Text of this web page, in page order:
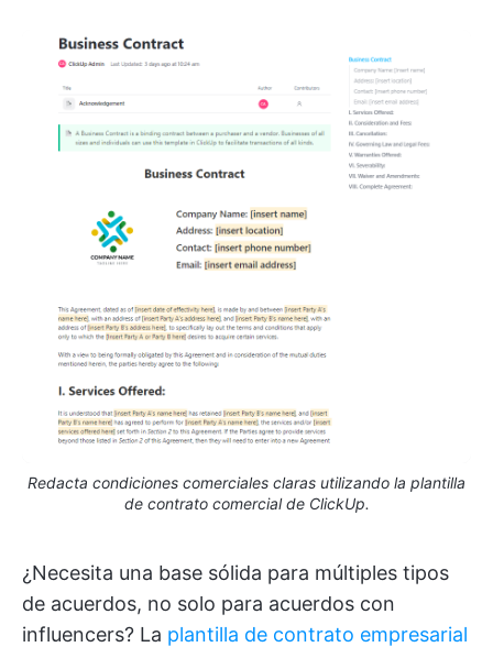
Redacta condiciones comerciales claras utilizando la plantilla
de contrato comercial de ClickUp.
¿Necesita una base sólida para múltiples tipos
de acuerdos, no solo para acuerdos con
influencers? La plantilla de contrato empresarial